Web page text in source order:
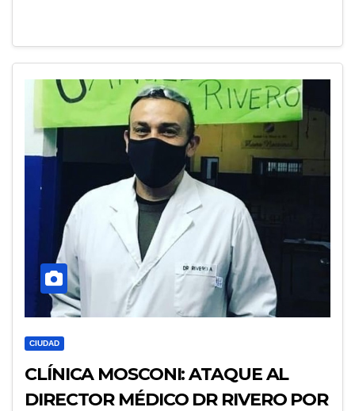
CIUDAD
CLÍNICA MOSCONI: ATAQUE AL
DIRECTOR MÉDICO DR RIVERO POR